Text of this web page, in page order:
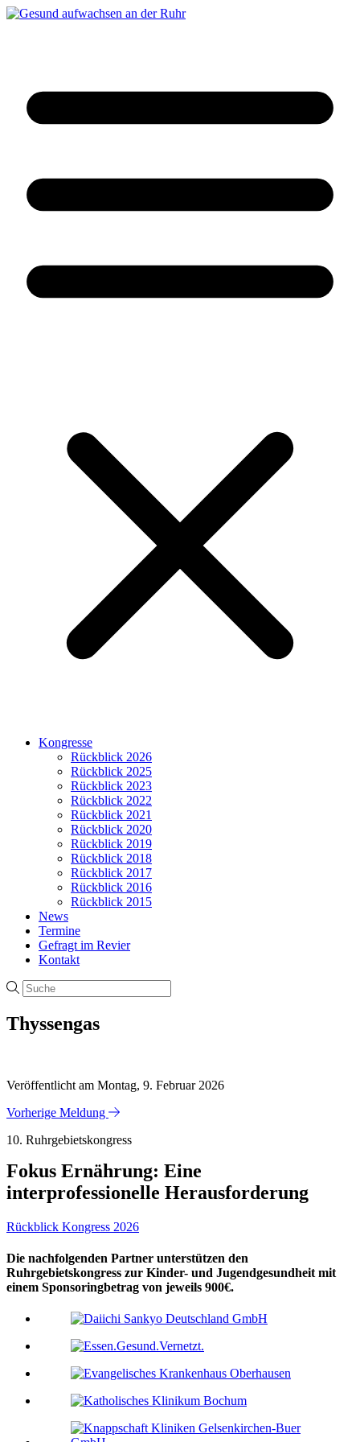
Kongresse
Rückblick 2026
Rückblick 2025
Rückblick 2023
Rückblick 2022
Rückblick 2021
Rückblick 2020
Rückblick 2019
Rückblick 2018
Rückblick 2017
Rückblick 2016
Rückblick 2015
News
Termine
Gefragt im Revier
Kontakt
Thyssengas
Veröffentlicht am Montag, 9. Februar 2026
Vorherige Meldung
10. Ruhrgebietskongress
Fokus Ernährung: Eine
interprofessionelle Herausforderung
Rückblick Kongress 2026
Die nachfolgenden Partner unterstützen den
Ruhrgebietskongress zur Kinder- und Jugendgesundheit mit
einem Sponsoringbetrag von jeweils 900€.